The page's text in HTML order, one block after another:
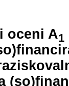
oceni A1